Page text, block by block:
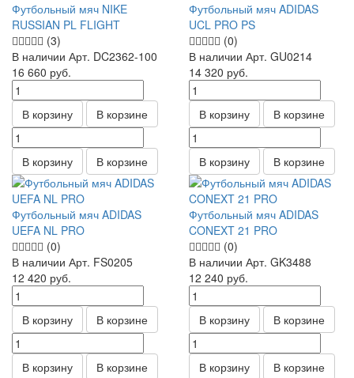
Футбольный мяч NIKE
RUSSIAN PL FLIGHT
(3)
В наличии Арт. DC2362-100
16 660 руб.
В корзину В корзине
В корзину В корзине
Футбольный мяч ADIDAS
UCL PRO PS
(0)
В наличии Арт. GU0214
14 320 руб.
В корзину В корзине
В корзину В корзине
Футбольный мяч ADIDAS
UEFA NL PRO
(0)
В наличии Арт. FS0205
12 420 руб.
В корзину В корзине
В корзину В корзине
Футбольный мяч ADIDAS
CONEXT 21 PRO
(0)
В наличии Арт. GK3488
12 240 руб.
В корзину В корзине
В корзину В корзине